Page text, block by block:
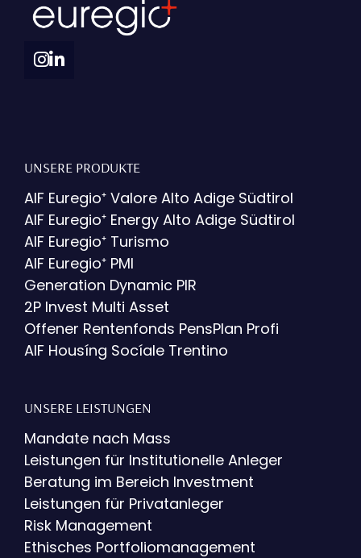
UNSERE PRODUKTE
AIF Euregio⁺ Valore Alto Adige Südtirol
AIF Euregio⁺ Energy Alto Adige Südtirol
AIF Euregio⁺ Turismo
AIF Euregio⁺ PMI
Generation Dynamic PIR
2P Invest Multi Asset
Offener Rentenfonds PensPlan Profi
AIF Housíng Socíale Trentino
UNSERE LEISTUNGEN
Mandate nach Mass
Leistungen für Institutionelle Anleger
Beratung im Bereich Investment
Leistungen für Privatanleger
Risk Management
Ethisches Portfoliomanagement